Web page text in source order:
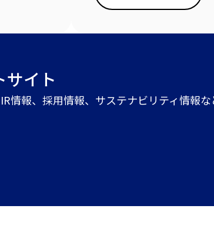
サイト
情報、採用情報、サステナビリティ情報